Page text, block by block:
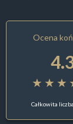
Ocena
Całkowita